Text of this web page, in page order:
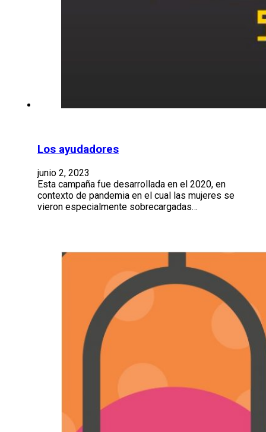
Los ayudadores
junio 2, 2023
Esta campaña fue desarrollada en el 2020, en
contexto de pandemia en el cual las mujeres se
vieron especialmente sobrecargadas…